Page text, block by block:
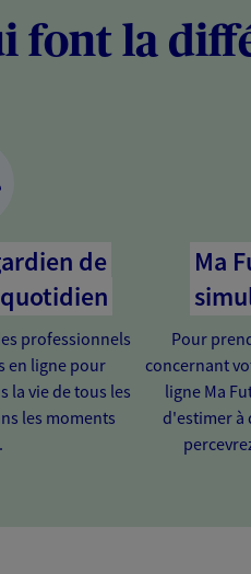
font la
de
professionnels
en ligne pour
la vie de tous les
les moments
Ma
Pour
concernant
ligne Ma
d'estimer à